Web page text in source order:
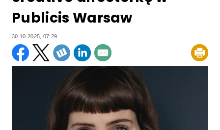
Publicis Warsaw
30.10.2025, 07:29